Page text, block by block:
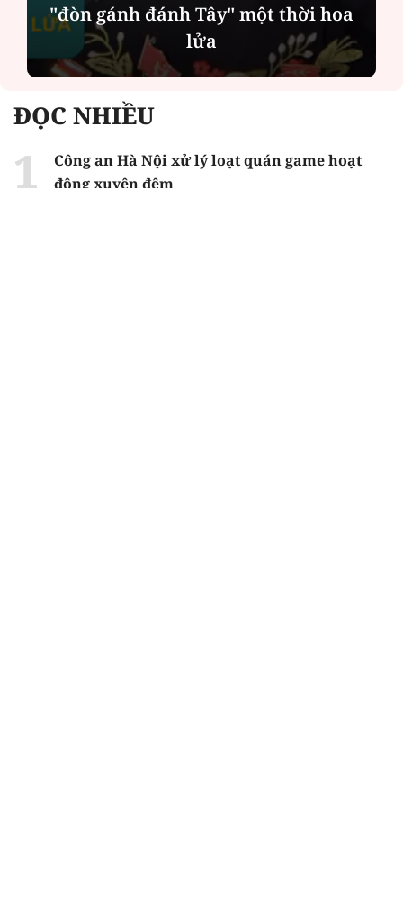
"đòn gánh đánh Tây" một thời hoa
lửa
ĐỌC NHIỀU
Công an Hà Nội xử lý loạt quán game hoạt
động xuyên đêm